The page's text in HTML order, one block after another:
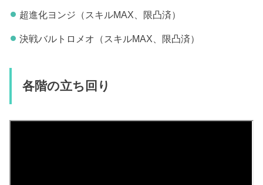
超進化ヨンジ（スキルMAX、限凸済）
決戦バルトロメオ（スキルMAX、限凸済）
各階の立ち回り